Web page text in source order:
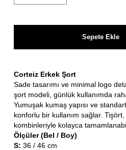
Corteiz Erkek Şort
Sade tasarımı ve minimal logo
şort modeli, günlük kullanımda
Yumuşak kumaş yapısı ve
konforlu bir kullanım sağlar.
kombinleriyle kolayca
Ölçüler (Bel / Boy)
S: 36 / 46 cm
Sepete Ekle